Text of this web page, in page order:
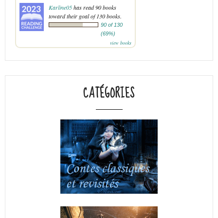
Karline05has read 90 books
toward their goal of 130 books.
90 of 130
(69%)
view books
CATÉGORIES